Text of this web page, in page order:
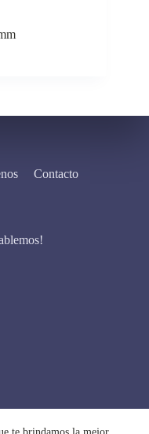
Contacto